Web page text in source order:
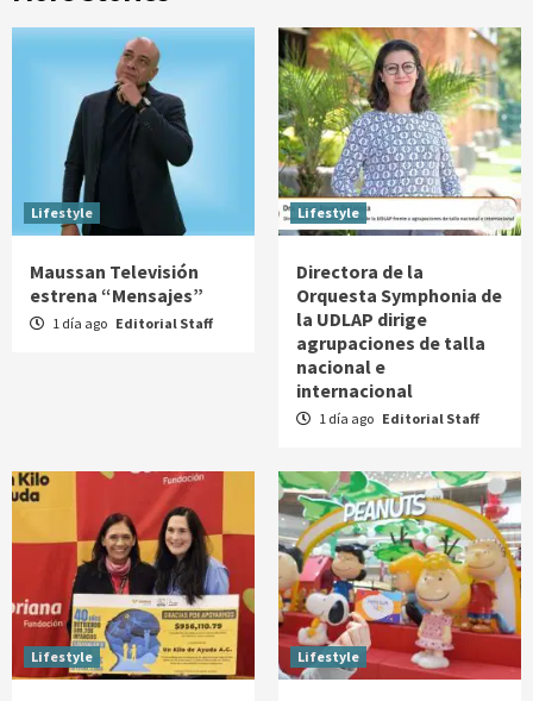
Lifestyle
Maussan Televisión
estrena “Mensajes”
1 día ago Editorial Staff
Lifestyle
Directora de la
Orquesta Symphonia de
la UDLAP dirige
agrupaciones de talla
nacional e
internacional
1 día ago Editorial Staff
Lifestyle Lifestyle